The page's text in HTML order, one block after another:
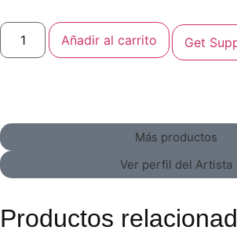
Añadir al carrito Get
Más productos
Ver perfil del Artista
Productos